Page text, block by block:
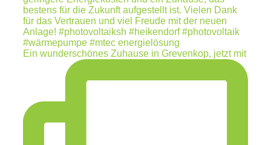
Ein wunderschönes Zuhause in Grevenkop, jetzt mit